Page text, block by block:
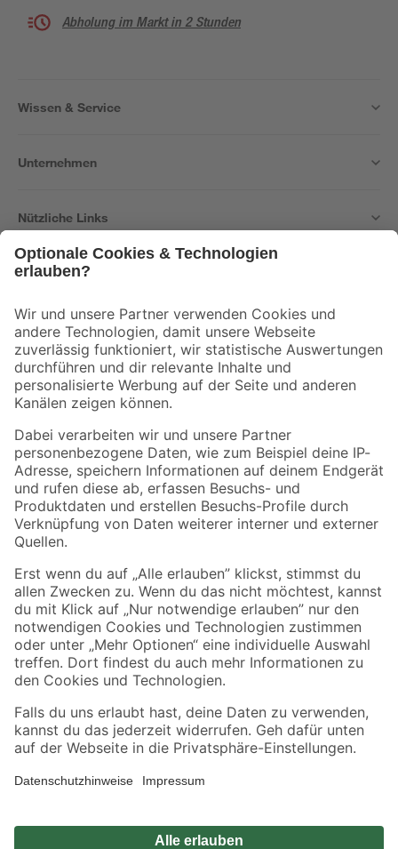
Abholung im Markt in 2 Stunden
Wissen & Service
Unternehmen
Nützliche Links
Der toom Newsletter: Keine Angebote und Aktionen mehr verpassen!
Zur Newsletter Anmeldung
Folge uns
Zahlungsarten Versandarten
Sicher einkaufen
Jetzt die toom-App herunterladen
Alle Preisangaben in EUR inkl. gesetzl. MwSt.. Die dargestellten Angebote sind unter
Umständen nicht in allen Märkten verfügbar. Die angegebenen Verfügbarkeiten beziehen
Produkte nur solange der Vorrat reicht.
*Paketversand ab 59 € versandkostenfrei, gilt nicht für Artikel mit Speditionsversand, hier
Privatsphäre Impressum